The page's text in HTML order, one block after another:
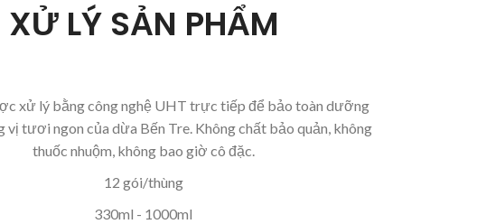
XỬ LÝ SẢN PHẨM
xử lý bằng công nghệ UHT trực tiếp để bảo toàn dưỡng
vị tươi ngon của dừa Bến Tre. Không chất bảo quản, không
thuốc nhuộm, không bao giờ cô đặc.
12 gói/thùng
330ml - 1000ml